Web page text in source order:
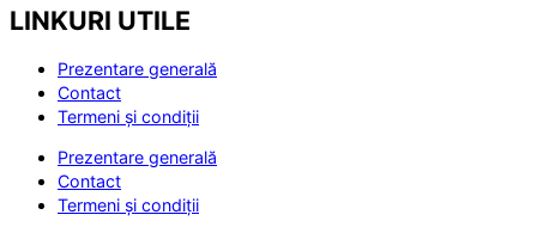
LINKURI UTILE
Prezentare generală
Contact
Termeni și condiții
Prezentare generală
Contact
Termeni și condiții